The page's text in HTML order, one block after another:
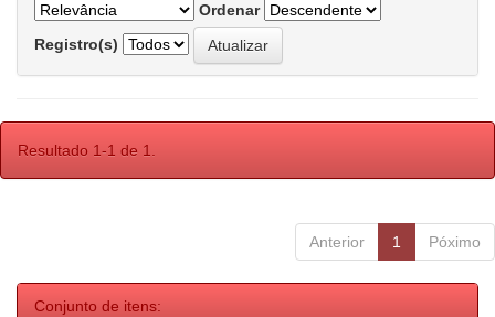
Ordenar
Registro(s)
Resultado 1-1 de 1.
Anterior 1 Póximo
Conjunto de itens: